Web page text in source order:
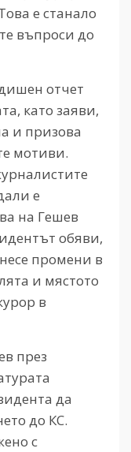
е станало
въпроси до
отчет
като заяви,
и призова
мотиви.
е
на Гешев
обяви,
промени в
и мястото
в
през
да
до КС.
с